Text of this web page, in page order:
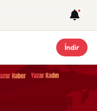
İndir